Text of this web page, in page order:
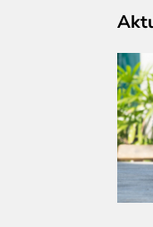
alt: Sheko Fb Fett